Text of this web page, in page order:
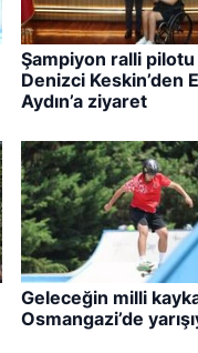
Şampiyon ralli pilotu
Denizci Keskin’den
Aydın’a ziyaret
Geleceğin milli
Osmangazi’de